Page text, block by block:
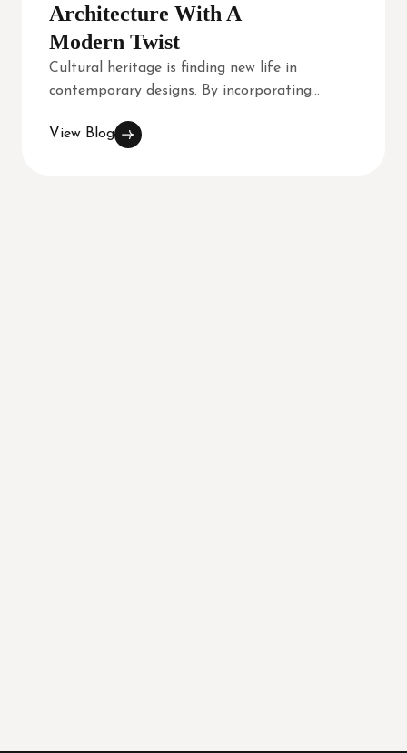
Architecture With A
Modern Twist
Cultural heritage is finding new life in
contemporary designs. By incorporating...
View Blog